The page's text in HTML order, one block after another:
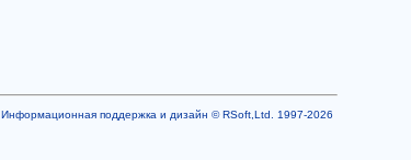
Информационная поддержка и дизайн © RSoft,Ltd. 1997-2026